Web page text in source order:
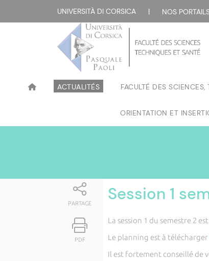
UNIVERSITÀ DI CORSICA | NOS
ACTUALITÉS FACULTÉ DES
ORIENTATION ET
PARTAGE
PDF
Session 1
La session 1 du semestre 2
Le planning est à télécharger
Il est fortement conseillé de